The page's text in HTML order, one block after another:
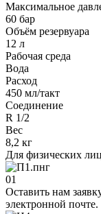
Максимальное
60 бар
Объём резервуара
12 л
Рабочая среда
Вода
Расход
450 мл/такт
Соединение
R 1/2
Вес
8,2 кг
Для физических лиц
01
Оставить нам
электронной почте.